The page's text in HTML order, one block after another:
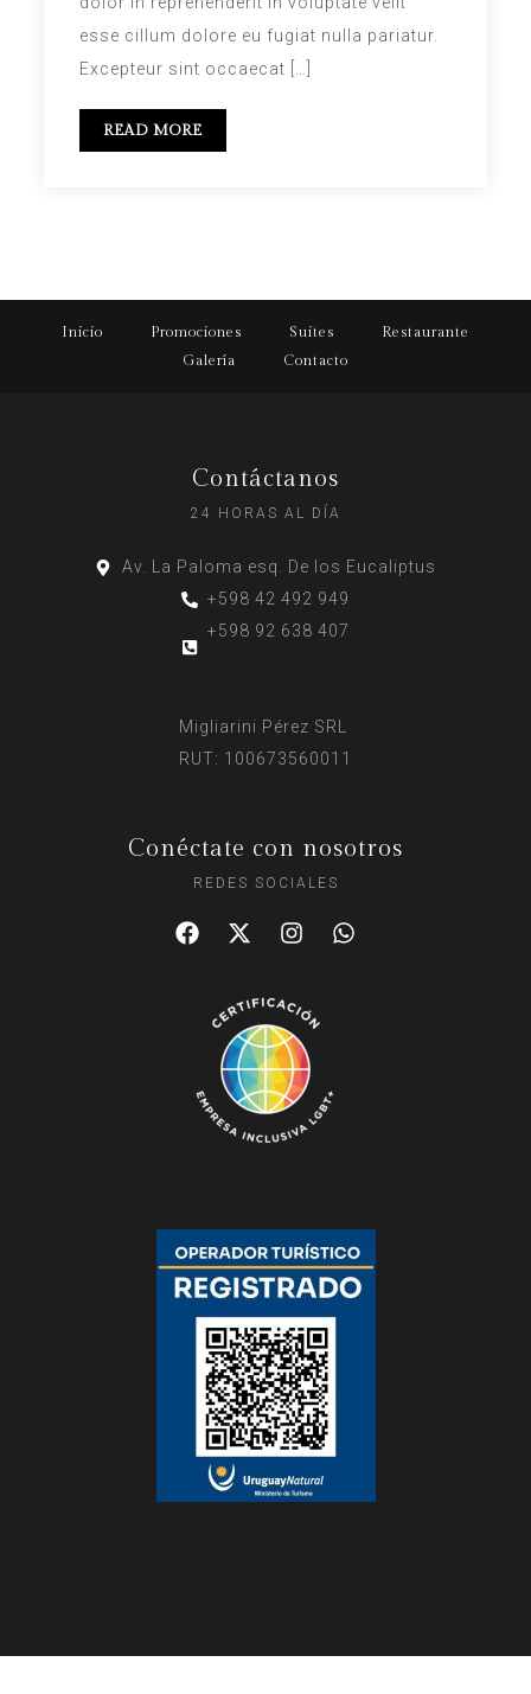
esse cillum dolore eu fugiat nulla pariatur.
Excepteur sint occaecat […]
READ MORE
Inicio Promociones Suites
Restaurante
Galería
Contacto
Contáctanos
24 HORAS AL DÍA
Av. La Paloma esq. De los Eucaliptus
+598 42 492 949
+598 92 638 407
Migliarini Pérez SRL
RUT: 100673560011
Conéctate con nosotros
REDES SOCIALES